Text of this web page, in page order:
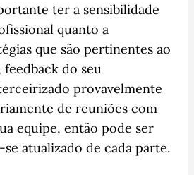
ter a sensibilidade
quanto a
que são pertinentes ao
do seu
provavelmente
de reuniões com
equipe, então pode ser
atualizado de cada parte.